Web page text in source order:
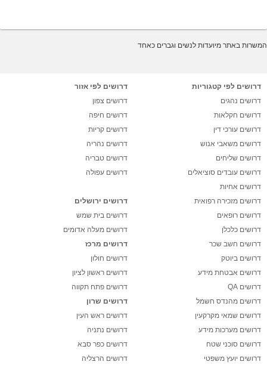
המשרות באתר מיועדות לנשים וגברים כאחד
דרושים לפי קטגוריות
דרושים נהגים
דרושים חקלאות
דרושים עורכי דין
דרושים משאבי אנוש
דרושים שליחים
דרושים עובדים סוציאלים
דרושים אחיות
דרושים מזכירה רפואית
דרושים רופאים
דרושים כלכלן
דרושים חשב שכר
דרושים ביוטק
דרושים אבטחת מידע
דרושים QA
דרושים מהנדס חשמל
דרושים שמאי מקרקעין
דרושים מערכות מידע
דרושים סוכני שטח
דרושים יועץ משפטי
דרושים לפי אזור
דרושים צפון
דרושים חיפה
דרושים קריות
דרושים נהריה
דרושים טבריה
דרושים עפולה
דרושים ירושלים
דרושים בית שמש
דרושים מעלה אדומים
דרושים מרכז
דרושים חולון
דרושים ראשון לציון
דרושים פתח תקווה
דרושים שרון
דרושים ראש העין
דרושים נתניה
דרושים כפר סבא
דרושים הרצליה